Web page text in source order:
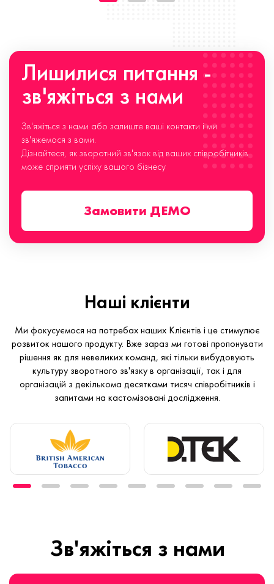
Лишилися питання -
зв'яжіться з нами
Зв'яжіться з нами або залиште ваші контакти і ми
зв'яжемося з вами.
Дізнайтеся, як зворотний зв'язок від ваших співробітників
може сприяти успіху вашого бізнесу
Замовити ДЕМО
Наші клієнти
Ми фокусуємося на потребах наших Клієнтів і це стимулює
розвиток нашого продукту. Вже зараз ми готові пропонувати
рішення як для невеликих команд, які тільки вибудовують
культуру зворотного зв'язку в організації, так і для
організацій з декількома десятками тисяч співробітників і
запитами на кастомізовані дослідження.
Зв'яжіться з нами